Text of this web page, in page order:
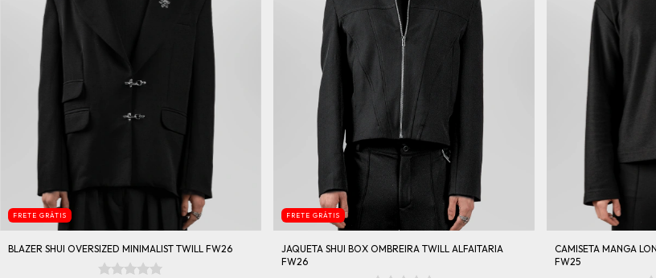
FRETE GRÁTIS
BLAZER SHUI OVERSIZED MINIMALIST TWILL FW26
FRETE GRÁTIS
JAQUETA SHUI BOX OMBREIRA TWILL ALFAITARIA
FW26
CAMISETA MANGA
FW25